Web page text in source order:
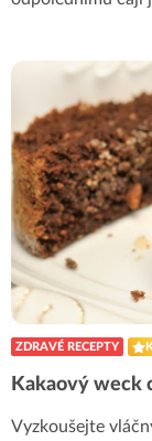
ZDRAVÉ RECEPTY
Kakaový weck
Vyzkoušejte